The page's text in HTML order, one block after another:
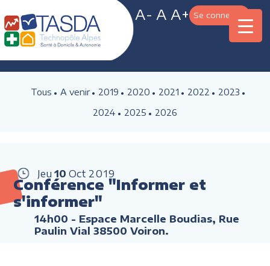
A- A A+ Se connecter
Tous A venir 2019 2020 2021 2022
2023
2024
2025 2026
Jeu 10 Oct 2019
Conférence "Informer et
s'informer"
14h00 - Espace Marcelle Boudias, Rue
Paulin Vial 38500 Voiron.